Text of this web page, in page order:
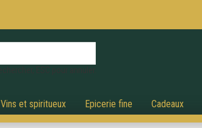
Vins et spiritueux Epicerie fine Cadeaux